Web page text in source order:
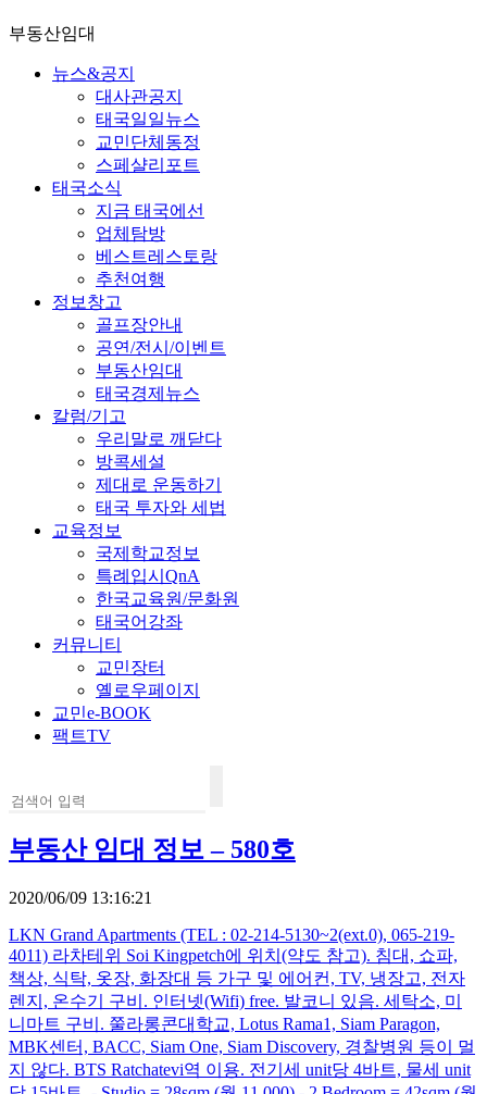
부동산임대
뉴스&공지
대사관공지
태국일일뉴스
교민단체동정
스페샬리포트
태국소식
지금 태국에선
업체탐방
베스트레스토랑
추천여행
정보창고
골프장안내
공연/전시/이벤트
부동산임대
태국경제뉴스
칼럼/기고
우리말로 깨닫다
방콕세설
제대로 운동하기
태국 투자와 세법
교육정보
국제학교정보
특례입시QnA
한국교육원/문화원
태국어강좌
커뮤니티
교민장터
옐로우페이지
교민e-BOOK
팩트TV
부동산 임대 정보 – 580호
2020/06/09 13:16:21
LKN Grand Apartments (TEL : 02-214-5130~2(ext.0), 065-219-
4011) 라차테위 Soi Kingpetch에 위치(약도 참고). 침대, 쇼파,
책상, 식탁, 옷장, 화장대 등 가구 및 에어컨, TV, 냉장고, 전자
렌지, 온수기 구비. 인터넷(Wifi) free. 발코니 있음. 세탁소, 미
니마트 구비. 쭐라롱콘대학교, Lotus Rama1, Siam Paragon,
MBK센터, BACC, Siam One, Siam Discovery, 경찰병원 등이 멀
지 않다. BTS Ratchatevi역 이용. 전기세 unit당 4바트, 물세 unit